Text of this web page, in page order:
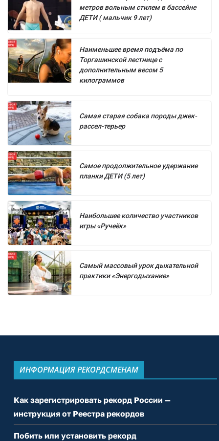
метров вольным стилем в бассейне
ДЕТИ ( мальчик 9 лет)
Наименьшее время подъёма по
Торгашинской лестнице с
дополнительным весом 5
килограммов
Самая старая собака породы джек-
рассел-терьер
Самое продолжительное удержание
планки ДЕТИ (5 лет)
Наибольшее количество участников
игры «Ручеёк»
Самый массовый урок дыхательной
практики «Энергодыхание»
ИНФОРМАЦИЯ РЕКОРДСМЕНАМ
Как зарегистрировать рекорд России —
инструкция от Реестра рекордов
Побить или установить рекорд